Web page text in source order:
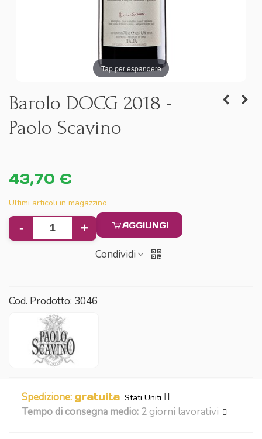
Tap per espandere
Barolo DOCG 2018 -
Paolo Scavino
43,70 €
Ultimi articoli in magazzino
- + AGGIUNGI
Condividi
Cod. Prodotto: 3046
Spedizione: gratuita Stati Uniti
Tempo di consegna medio: 2 giorni lavorativi